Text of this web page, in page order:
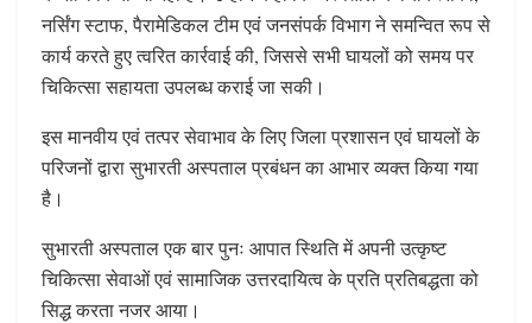
नर्सिंग स्टाफ, पैरामेडिकल टीम एवं जनसंपर्क विभाग ने समन्वित रूप से
कार्य करते हुए त्वरित कार्रवाई की, जिससे सभी घायलों को समय पर
चिकित्सा सहायता उपलब्ध कराई जा सकी।
इस मानवीय एवं तत्पर सेवाभाव के लिए जिला प्रशासन एवं घायलों के
परिजनों द्वारा सुभारती अस्पताल प्रबंधन का आभार व्यक्त किया गया
है।
सुभारती अस्पताल एक बार पुनः आपात स्थिति में अपनी उत्कृष्ट
चिकित्सा सेवाओं एवं सामाजिक उत्तरदायित्व के प्रति प्रतिबद्धता को
सिद्ध करता नजर आया।